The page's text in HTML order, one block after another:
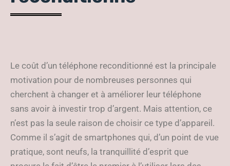
Le coût d’un téléphone reconditionné est la principale
motivation pour de nombreuses personnes qui
cherchent à changer et à améliorer leur téléphone
sans avoir à investir trop d’argent. Mais attention, ce
n’est pas la seule raison de choisir ce type d’appareil.
Comme il s’agit de smartphones qui, d’un point de vue
pratique, sont neufs, la tranquillité d’esprit que